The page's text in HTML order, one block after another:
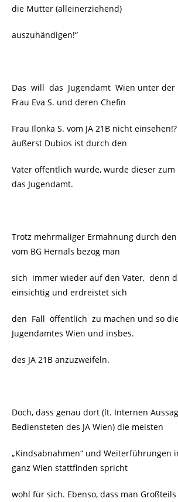
die Mutter (alleinerziehend)
auszuhändigen!“
Das will das Jugendamt Wien unter der
Frau Eva S. und deren Chefin
Frau Ilonka S. vom JA 21B nicht
äußerst Dubios ist durch den
Vater öffentlich wurde, wurde dieser
das Jugendamt.
Trotz mehrmaliger Ermahnung durch den
vom BG Hernals bezog man
sich immer wieder auf den Vater, denn
einsichtig und erdreistet sich
den Fall öffentlich zu machen und so
Jugendamtes Wien und insbes.
des JA 21B anzuzweifeln.
Doch, dass genau dort (lt. Internen
Bediensteten des JA Wien) die meisten
„Kindsabnahmen“ und Weiterführungen
ganz Wien stattfinden spricht
wohl für sich. Ebenso, dass man